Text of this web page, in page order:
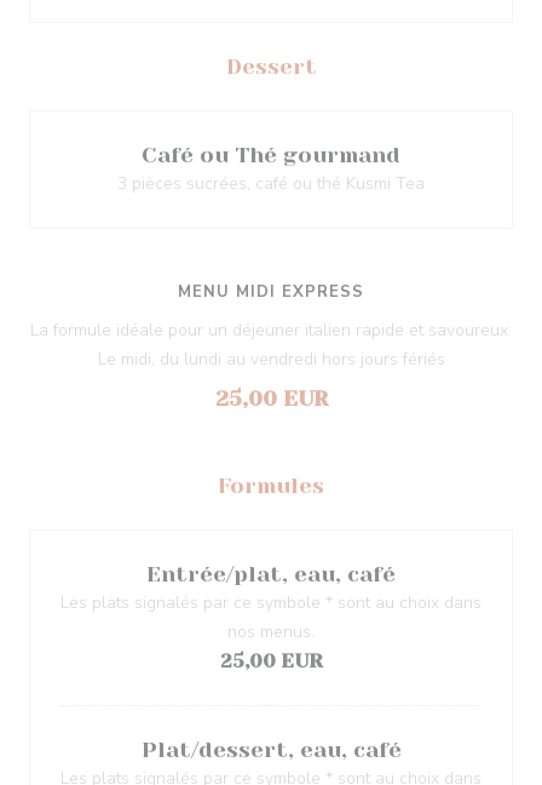
Dessert
Café ou Thé gourmand
3 pièces sucrées, café ou thé Kusmi Tea
MENU MIDI EXPRESS
La formule idéale pour un déjeuner italien rapide et savoureux.
Le midi, du lundi au vendredi hors jours fériés
25,00 EUR
Formules
Entrée/plat, eau, café
Les plats signalés par ce symbole * sont au choix dans
nos menus.
25,00 EUR
Plat/dessert, eau, café
Les plats signalés par ce symbole * sont au choix dans